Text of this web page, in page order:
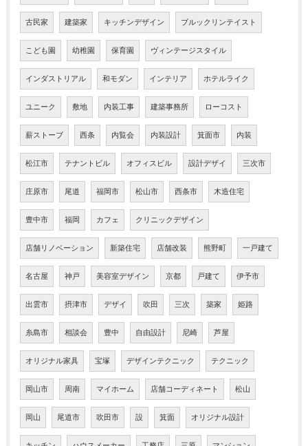
古民家 建築家 キッチンデザイン ブルックリンテイスト
こども園 幼稚園 保育園 ヴィンテージスタイル
インダストリアル 和モダン インテリア ホテルライク
ユニーク 敷地 内装工事 建築事務所 ローコスト
薪ストーブ 西条 内覧会 内装設計 箕面市 内装
松江市 テナントビル オフィスビル 設計デザイ 三次市
庄原市 尾道 福岡市 松山市 西条市 木造住宅
豊中市 福岡 カフェ クリニックデザイン
店舗リノベーション 新築住宅 店舗改装 熊野町 一戸建て
名古屋 神戸 美容室デザイン 京都 戸建て 伊予市
出雲市 摂津市 デザイ 吹田 三次 築家 姫路
糸島市 相談会 豊中 自由設計 尼崎 芦屋
オリジナル家具 宝塚 デザインテクニック テクニック
岡山市 周南 マイホーム 店舗コーディネート 松山
岡山 尾道市 吹田市 設 箕面 オリジナル設計